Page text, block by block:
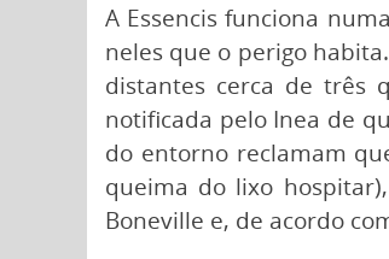
A Essencis funciona
neles que o perigo
distantes cerca de três
notificada pelo Inea de
do entorno reclamam
queima do lixo
Boneville e, de acordo